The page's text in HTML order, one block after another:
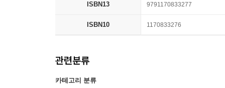
ISBN13 9791170833277
ISBN10 1170833276
관련분류
카테고리 분류